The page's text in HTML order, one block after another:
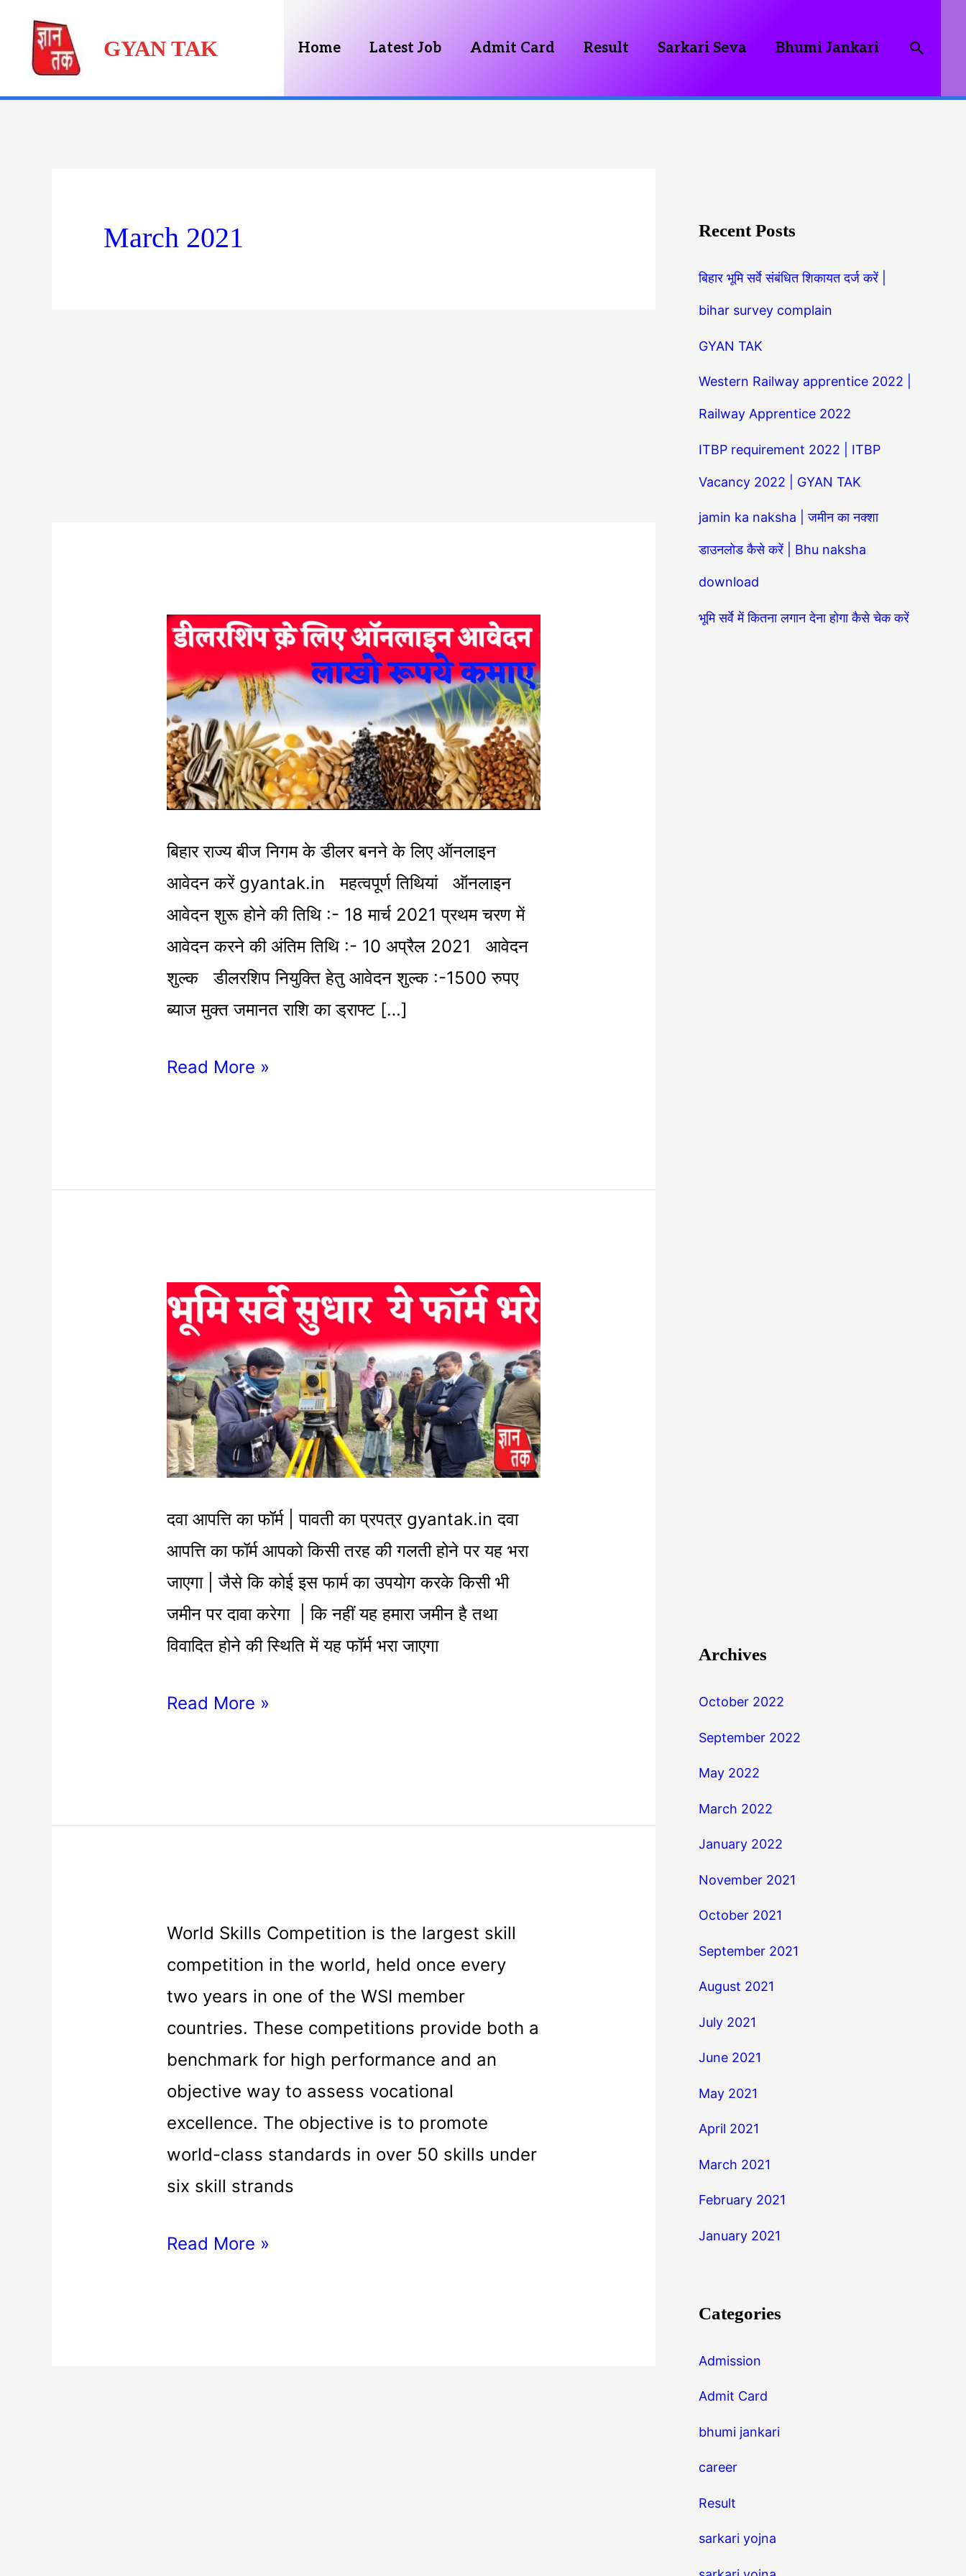
Skip
content
GYAN TAK Home Latest Job Admit Card Result Sarkari Seva Bhumi Jankari
March 2021
बिहार राज्य बीज निगम के डीलर बनने के लिए ऑनलाइन
आवेदन करें gyantak.in महत्वपूर्ण तिथियां ऑनलाइन
आवेदन शुरू होने की तिथि :- 18 मार्च 2021 प्रथम चरण में
आवेदन करने की अंतिम तिथि :- 10 अप्रैल 2021 आवेदन
शुल्क डीलरशिप नियुक्ति हेतु आवेदन शुल्क :-1500 रुपए
ब्याज मुक्त जमानत राशि का ड्राफ्ट […]
बिहार
बीज
निगम
के
डीलरशिप
लाखों
रुपए
महीना
|
brbn
Read More »
दवा आपत्ति का फॉर्म | पावती का प्रपत्र gyantak.in दवा
आपत्ति का फॉर्म आपको किसी तरह की गलती होने पर यह भरा
जाएगा | जैसे कि कोई इस फार्म का उपयोग करके किसी भी
जमीन पर दावा करेगा | कि नहीं यह हमारा जमीन है तथा
विवादित होने की स्थिति में यह फॉर्म भरा जाएगा
दवा
आपत्ति
का
फॉर्म
|
भूमि
|
पावती
प्रपत्र
|
GYAN
Read More »
World Skills Competition is the largest skill
competition in the world, held once every
two years in one of the WSI member
countries. These competitions provide both a
benchmark for high performance and an
objective way to assess vocational
excellence. The objective is to promote
world-class standards in over 50 skills under
six skill strands
Skills
Competition
Bihar
2020-
21|
Skill
mission
Bihar
Read More »
Recent Posts
बिहार भूमि सर्वे संबंधित शिकायत दर्ज करें |
bihar survey complain
GYAN TAK
Western Railway apprentice 2022 |
Railway Apprentice 2022
ITBP requirement 2022 | ITBP
Vacancy 2022 | GYAN TAK
jamin ka naksha | जमीन का नक्शा
डाउनलोड कैसे करें | Bhu naksha
download
भूमि सर्वे में कितना लगान देना होगा कैसे चेक करें
Archives
October 2022
September 2022
May 2022
March 2022
January 2022
November 2021
October 2021
September 2021
August 2021
July 2021
June 2021
May 2021
April 2021
March 2021
February 2021
January 2021
Categories
Admission
Admit Card
bhumi jankari
career
Result
sarkari yojna